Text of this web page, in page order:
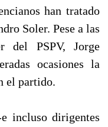
han tratado
Soler. Pese a las
del PSPV, Jorge
ocasiones la
el partido.
incluso dirigentes